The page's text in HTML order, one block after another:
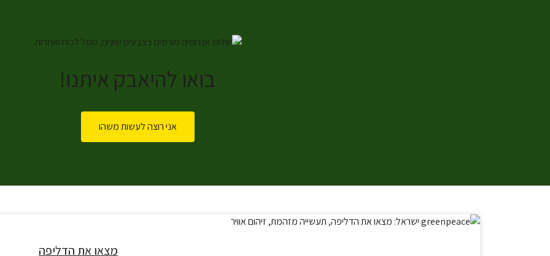
בואו להיאבק איתנו!
אני רוצה לעשות משהו
מצאו את הדליפה